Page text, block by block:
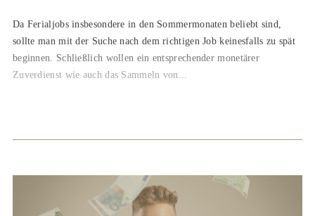
Da Ferialjobs insbesondere in den Sommermonaten beliebt sind,
sollte man mit der Suche nach dem richtigen Job keinesfalls zu spät
beginnen. Schließlich wollen ein entsprechender monetärer
Zuverdienst wie auch das Sammeln von...